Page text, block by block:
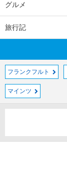
グルメ
旅行記
フランクフルト
マインツ